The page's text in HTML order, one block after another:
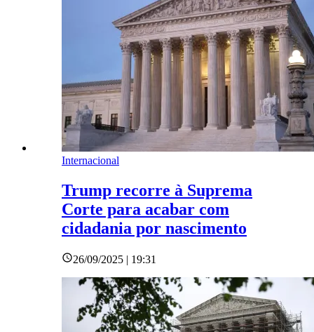
Internacional
Trump recorre à Suprema
Corte para acabar com
cidadania por nascimento
26/09/2025 | 19:31